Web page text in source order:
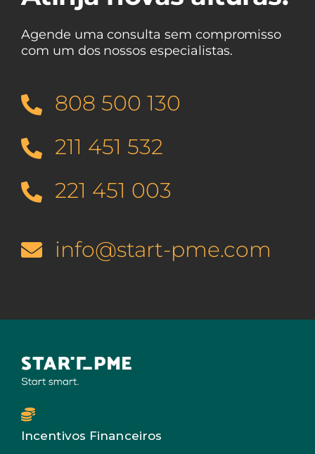
Agende uma consulta sem compromisso
com um dos nossos especialistas.
808 500 130
211 451 532
221 451 003
info@start-pme.com
Incentivos Financeiros